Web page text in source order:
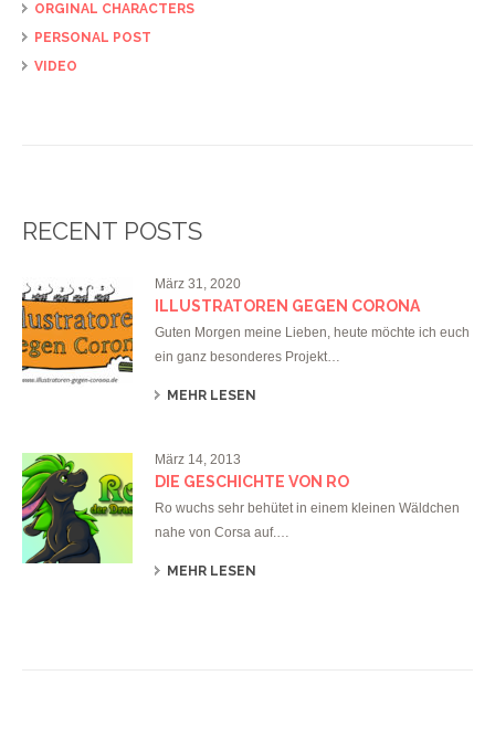
ORGINAL CHARACTERS
PERSONAL POST
VIDEO
RECENT POSTS
März 31, 2020
ILLUSTRATOREN GEGEN CORONA
Guten Morgen meine Lieben, heute möchte ich euch
ein ganz besonderes Projekt…
MEHR LESEN
März 14, 2013
DIE GESCHICHTE VON RO
Ro wuchs sehr behütet in einem kleinen Wäldchen
nahe von Corsa auf.…
MEHR LESEN